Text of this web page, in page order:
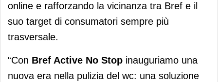
online e rafforzando la vicinanza tra Bref e il
suo target di consumatori sempre più
trasversale.
“Con Bref Active No Stop inauguriamo una
nuova era nella pulizia del wc: una soluzione